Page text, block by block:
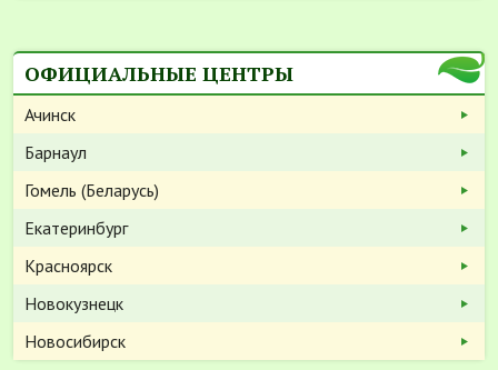
ОФИЦИАЛЬНЫЕ ЦЕНТРЫ
Ачинск
Барнаул
Гомель (Беларусь)
Екатеринбург
Красноярск
Новокузнецк
Новосибирск